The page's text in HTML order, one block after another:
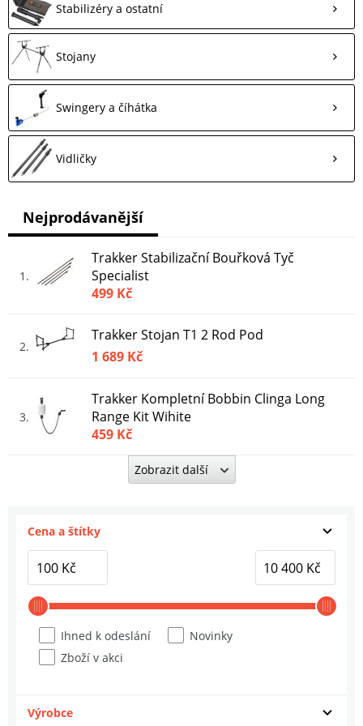
Stabilizéry a ostatní
Stojany
Swingery a číhátka
Vidličky
1
Trakker Stabilizační Bouřková Tyč
Specialist
499 Kč
2
Trakker Stojan T1 2 Rod Pod
1 689 Kč
3
Trakker Kompletní Bobbin Clinga Long
Range Kit Wihite
459 Kč
Trakker Vidlička 20/20 CV Banksticks
Trakker Sada Rohatinek Butt Grabber 3
Trakker Rohatinka Butt Grabber Single
209 Kč
Zobrazit další
Nejprodávanější
Cena a štítky
Ihned k odeslání
Novinky
Zboží v akci
Výrobce